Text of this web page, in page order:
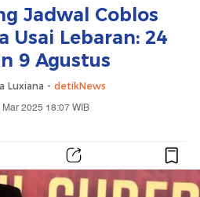
Jadwal Coblos
Usai Lebaran: 24
9 Agustus
Luxiana - detikNews
2025 18:07 WIB